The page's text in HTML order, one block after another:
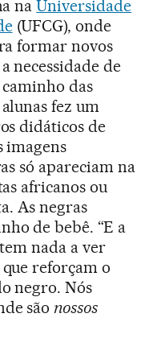
naUniversidade
(UFCG), onde
formar novos
necessidade de
das
fez um
didáticos de
imagens
só apareciam na
africanos ou
As negras
de bebê. “E a
nada a ver
reforçam o
negro. Nós
sãonossos